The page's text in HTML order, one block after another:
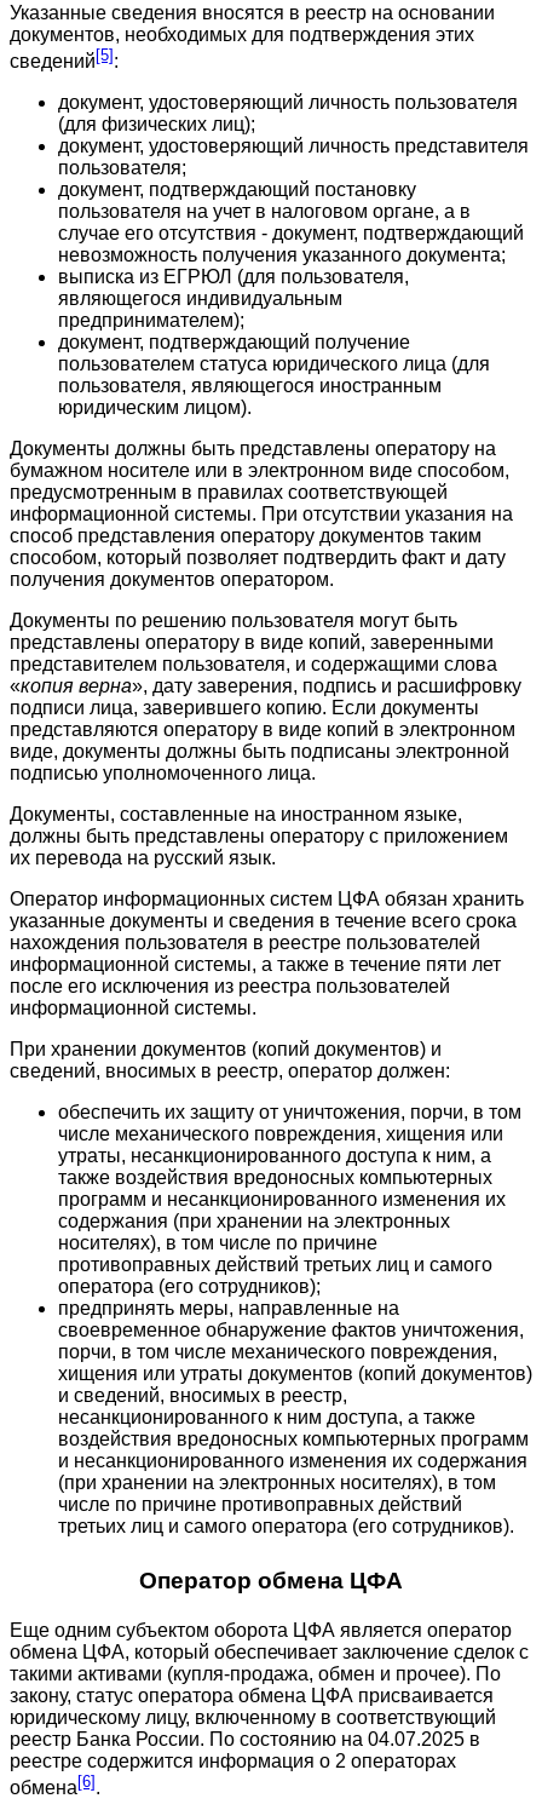
Указанные сведения вносятся в реестр на основании
документов, необходимых для подтверждения этих
сведений [5] :
документ, удостоверяющий личность пользователя
(для физических лиц);
документ, удостоверяющий личность представителя
пользователя;
документ, подтверждающий постановку
пользователя на учет в налоговом органе, а в
случае его отсутствия - документ, подтверждающий
невозможность получения указанного документа;
выписка из ЕГРЮЛ (для пользователя,
являющегося индивидуальным
предпринимателем);
документ, подтверждающий получение
пользователем статуса юридического лица (для
пользователя, являющегося иностранным
юридическим лицом).
Документы должны быть представлены оператору на
бумажном носителе или в электронном виде способом,
предусмотренным в правилах соответствующей
информационной системы. При отсутствии указания на
способ представления оператору документов таким
способом, который позволяет подтвердить факт и дату
получения документов оператором.
Документы по решению пользователя могут быть
представлены оператору в виде копий, заверенными
представителем пользователя, и содержащими слова
«копия верна», дату заверения, подпись и расшифровку
подписи лица, заверившего копию. Если документы
представляются оператору в виде копий в электронном
виде, документы должны быть подписаны электронной
подписью уполномоченного лица.
Документы, составленные на иностранном языке,
должны быть представлены оператору с приложением
их перевода на русский язык.
Оператор информационных систем ЦФА обязан хранить
указанные документы и сведения в течение всего срока
нахождения пользователя в реестре пользователей
информационной системы, а также в течение пяти лет
после его исключения из реестра пользователей
информационной системы.
При хранении документов (копий документов) и
сведений, вносимых в реестр, оператор должен:
обеспечить их защиту от уничтожения, порчи, в том
числе механического повреждения, хищения или
утраты, несанкционированного доступа к ним, а
также воздействия вредоносных компьютерных
программ и несанкционированного изменения их
содержания (при хранении на электронных
носителях), в том числе по причине
противоправных действий третьих лиц и самого
оператора (его сотрудников);
предпринять меры, направленные на
своевременное обнаружение фактов уничтожения,
порчи, в том числе механического повреждения,
хищения или утраты документов (копий документов)
и сведений, вносимых в реестр,
несанкционированного к ним доступа, а также
воздействия вредоносных компьютерных программ
и несанкционированного изменения их содержания
(при хранении на электронных носителях), в том
числе по причине противоправных действий
третьих лиц и самого оператора (его сотрудников).
Оператор обмена ЦФА
Еще одним субъектом оборота ЦФА является оператор
обмена ЦФА, который обеспечивает заключение сделок с
такими активами (купля-продажа, обмен и прочее). По
закону, статус оператора обмена ЦФА присваивается
юридическому лицу, включенному в соответствующий
реестр Банка России. По состоянию на 04.07.2025 в
реестре содержится информация о 2 операторах
обмена [6] .